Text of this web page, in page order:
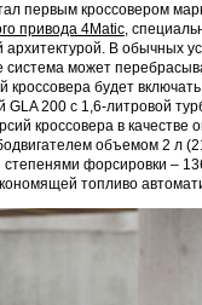
первым кроссовером
привода 4Matic,
В обычных
система может
кроссовера будет
200 с 1,6-литровой
кроссовера в
объемом 2 л
форсировки –
топливо